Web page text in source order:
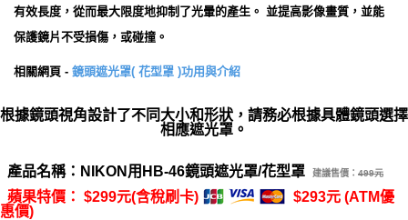
有效長度，從而最大限度地抑制了光暈的產生。 並提高影像畫質，並能
保護鏡片不受損傷，或碰撞。
相關網頁 - 鏡頭遮光罩( 花型罩 )功用與介紹
根據鏡頭視角設計了不同大小和形狀，請務必根據具體鏡頭選擇
相應遮光罩。
產品名稱：NIKON用HB-46鏡頭遮光罩/花型罩 建議售價： 499元
蘋果特價： $299元(含稅刷卡)
$293元 (ATM優
惠價)